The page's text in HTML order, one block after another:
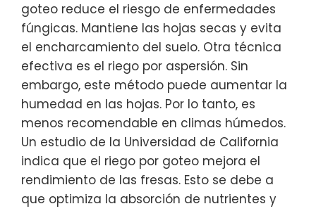
goteo reduce el riesgo de enfermedades
fúngicas. Mantiene las hojas secas y evita
el encharcamiento del suelo. Otra técnica
efectiva es el riego por aspersión. Sin
embargo, este método puede aumentar la
humedad en las hojas. Por lo tanto, es
menos recomendable en climas húmedos.
Un estudio de la Universidad de California
indica que el riego por goteo mejora el
rendimiento de las fresas. Esto se debe a
que optimiza la absorción de nutrientes y